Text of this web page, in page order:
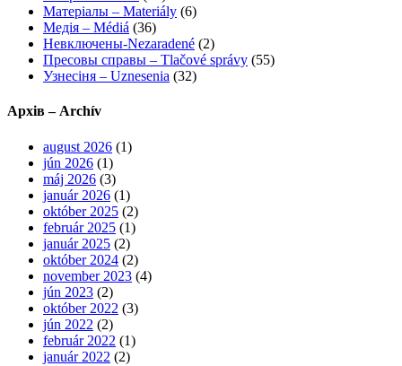
Матеріалы – Materiály (6)
Медія – Médiá (36)
Невключены-Nezaradené (2)
Пресовы справы – Tlačové správy (55)
Узнесіня – Uznesenia (32)
Архів – Archív
august 2026 (1)
jún 2026 (1)
máj 2026 (3)
január 2026 (1)
október 2025 (2)
február 2025 (1)
január 2025 (2)
október 2024 (2)
november 2023 (4)
jún 2023 (2)
október 2022 (3)
jún 2022 (2)
február 2022 (1)
január 2022 (2)